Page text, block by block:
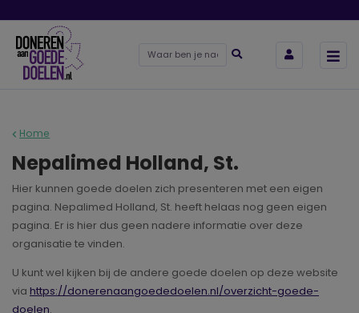
Home
Nepalimed Holland, St.
Hier kunnen goede doelen zich presenteren met een eigen
pagina. Nepalimed Holland, St. heeft helaas nog geen eigen
pagina. Er is hier dus geen nadere informatie over deze
organisatie te vinden.
U kunt wel kijken bij de andere goede doelen op deze website
via https://donerenaangoededoelen.nl/overzicht-goede-
doelen.